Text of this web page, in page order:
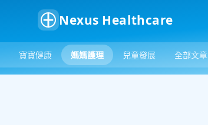
Nexus Healthcare
寶寶健康 媽媽護理 兒童發展 全部文章